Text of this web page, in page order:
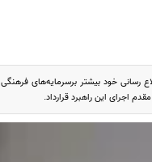
رسانی خود بیشتر برسرمایه‌های فرهنگی
اجرای این راهبرد قرارداد.